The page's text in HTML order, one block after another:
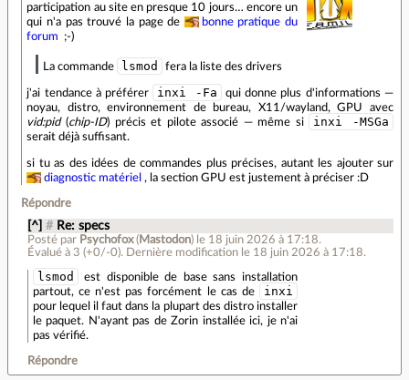
participation au site en presque 10 jours… encore un
qui n'a pas trouvé la page de
bonne pratique du
forum
;-)
La commande lsmod fera la liste des drivers
j'ai tendance à préférer inxi -Fa
qui donne plus d'informations —
noyau, distro, environnement de bureau, X11/wayland, GPU avec
vid:pid(chip-ID) précis et pilote associé — même si inxi -MSGa
serait déjà suffisant.
si tu as des idées de commandes plus précises, autant les ajouter sur
diagnostic matériel , la section GPU est justement à préciser :D
Répondre
[^] # Re: specs
Posté par Psychofox(Mastodon) le 18 juin 2026 à 17:18.
Évalué à 3 (+0/-0). Dernière modification le 18 juin 2026 à 17:18.
lsmod
est disponible de base sans installation
partout, ce n'est pas forcément le cas de
inxi
pour lequel il faut dans la plupart des distro installer
le paquet. N'ayant pas de Zorin installée ici, je n'ai
pas vérifié.
Répondre